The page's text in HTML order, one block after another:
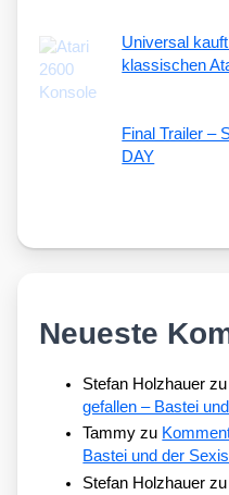
Universal
klassischen
Final Trailer –
DAY
Neueste
Stefan Holzhauer zu
gefallen – Bastei
Tammy zu
Bastei und der
Stefan Holzhauer zu